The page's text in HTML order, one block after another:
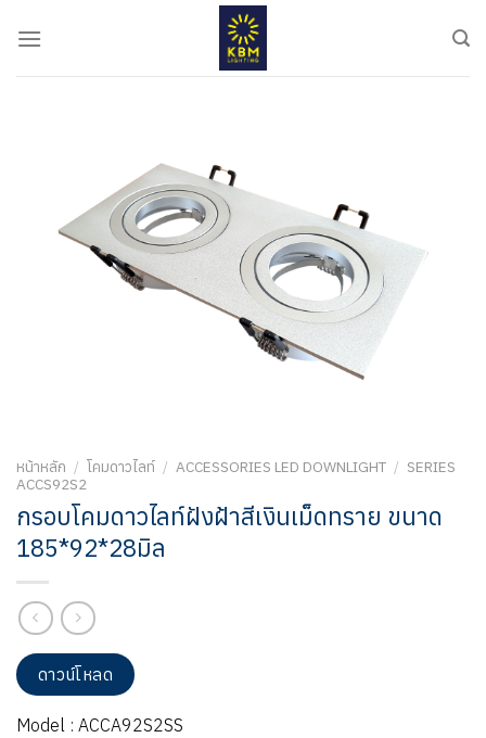
หน้าหลัก / โคมดาวไลท์ / ACCESSORIES LED DOWNLIGHT / SERIES
ACCS92S2
กรอบโคมดาวไลท์ฝังฝ้าสีเงินเม็ดทราย ขนาด
185*92*28มิล
ดาวน์โหลด
Model : ACCA92S2SS